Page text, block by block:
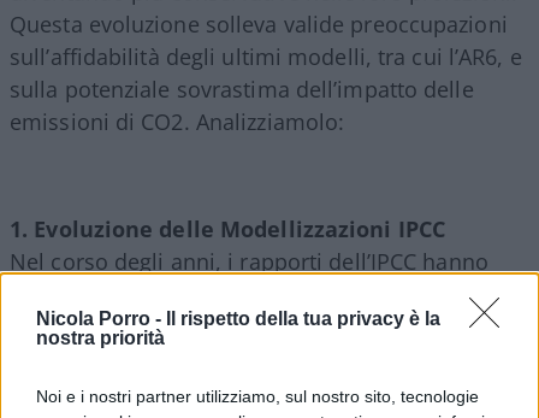
Nicola Porro -
Il rispetto della tua privacy è la
nostra priorità
Noi e i nostri partner utilizziamo, sul nostro sito, tecnologie
Questa evoluzione solleva valide preoccupazioni
sull’affidabilità degli ultimi modelli, tra cui l’AR6, e
sulla potenziale sovrastima dell’impatto delle
emissioni di CO2. Analizziamolo:
1. Evoluzione delle Modellizzazioni IPCC
Nel corso degli anni, i rapporti dell’IPCC hanno
effettivamente rivisto al ribasso le loro proiezioni.
Per esempio:
aumento della temperatura globale entro il 2100